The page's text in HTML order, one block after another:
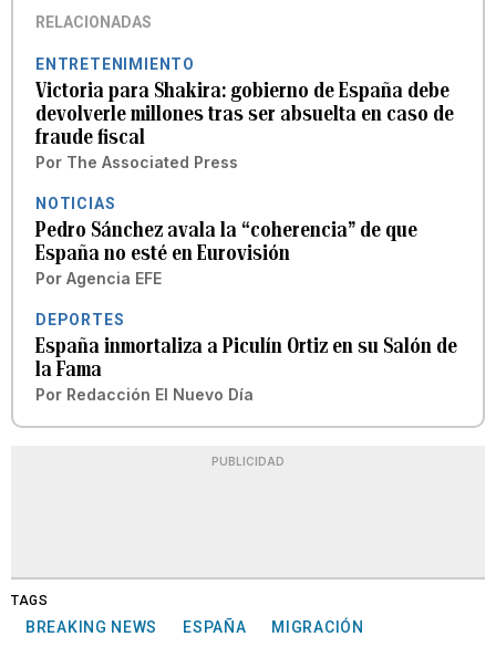
RELACIONADAS
ENTRETENIMIENTO
Victoria para Shakira: gobierno de España debe
devolverle millones tras ser absuelta en caso de
fraude fiscal
Por The Associated Press
NOTICIAS
Pedro Sánchez avala la “coherencia” de que
España no esté en Eurovisión
Por Agencia EFE
DEPORTES
España inmortaliza a Piculín Ortiz en su Salón de
la Fama
Por Redacción El Nuevo Día
PUBLICIDAD
TAGS
BREAKING NEWS ESPAÑA MIGRACIÓN